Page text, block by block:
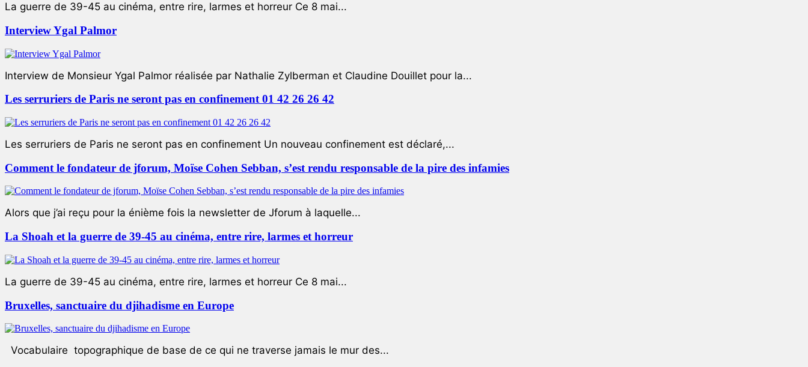
La guerre de 39-45 au cinéma, entre rire, larmes et horreur Ce 8 mai...
Interview Ygal Palmor
Interview de Monsieur Ygal Palmor réalisée par Nathalie Zylberman et Claudine Douillet pour la...
Les serruriers de Paris ne seront pas en confinement 01 42 26 26 42
Les serruriers de Paris ne seront pas en confinement Un nouveau confinement est déclaré,...
Comment le fondateur de jforum, Moïse Cohen Sebban, s’est rendu responsable de la pire des infamies
Alors que j’ai reçu pour la énième fois la newsletter de Jforum à laquelle...
La Shoah et la guerre de 39-45 au cinéma, entre rire, larmes et horreur
La guerre de 39-45 au cinéma, entre rire, larmes et horreur Ce 8 mai...
Bruxelles, sanctuaire du djihadisme en Europe
Vocabulaire topographique de base de ce qui ne traverse jamais le mur des...